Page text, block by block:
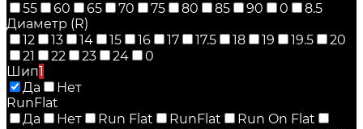
55
60 65 70 75 80 85 90 0
8.5
Диаметр (R)
12
13 14 15 16 17 17.5 18 19 19.5
20
21
22 23 24
0
Шип1
Да
Нет
RunFlat
Да
Нет Run Flat RunFlat
Run On Flat